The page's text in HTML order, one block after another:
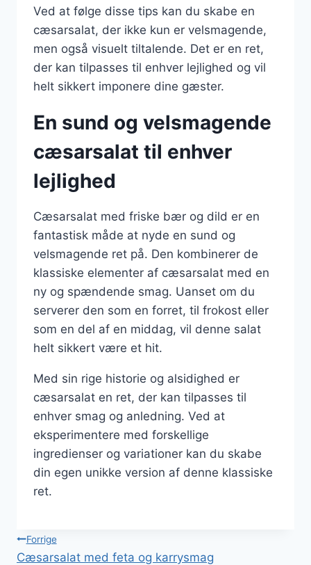
Ved at følge disse tips kan du skabe en
cæsarsalat, der ikke kun er velsmagende,
men også visuelt tiltalende. Det er en ret,
der kan tilpasses til enhver lejlighed og vil
helt sikkert imponere dine gæster.
En sund og velsmagende
cæsarsalat til enhver
lejlighed
Cæsarsalat med friske bær og dild er en
fantastisk måde at nyde en sund og
velsmagende ret på. Den kombinerer de
klassiske elementer af cæsarsalat med en
ny og spændende smag. Uanset om du
serverer den som en forret, til frokost eller
som en del af en middag, vil denne salat
helt sikkert være et hit.
Med sin rige historie og alsidighed er
cæsarsalat en ret, der kan tilpasses til
enhver smag og anledning. Ved at
eksperimentere med forskellige
ingredienser og variationer kan du skabe
din egen unikke version af denne klassiske
ret.
Indlægsnavigation
Forrige
Cæsarsalat med feta og karrysmag